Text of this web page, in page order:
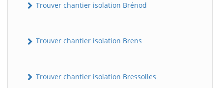
Trouver chantier isolation Brénod
Trouver chantier isolation Brens
Trouver chantier isolation Bressolles